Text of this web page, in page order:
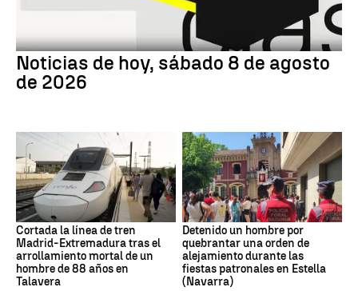
Noticias de hoy, sábado 8 de agosto
de 2026
Cortada la línea de tren
Madrid-Extremadura tras el
arrollamiento mortal de un
hombre de 88 años en
Talavera
Detenido un hombre por
quebrantar una orden de
alejamiento durante las
fiestas patronales en Estella
(Navarra)